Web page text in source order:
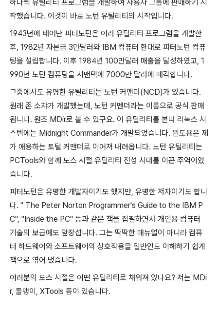
하나씩 유틸리티 프로그램을 개발하여 사용자 그룹에 판매하기 시
작했습니다. 이것이 바로 노턴 유틸리티의 시작입니다.
1943년에 태어난 피터노턴은 여러 유틸리티 프로그램을 개발한
후, 1982년 자본금 3만달러와 IBM 컴퓨터 한대로 피터노턴 컴퓨
팅을 설립합니다. 이후 1984년 100만달러 매출을 달성하였고, 1
990년 노턴 컴퓨팅을 시맨텍에 7000만 달러에 매각합니다.
그중에서도 유명한 유틸리티는 노턴 커멘더(NCD)가 있습니다.
원래 존 소챠가 개발했는데, 노턴 커멘더라는 이름으로 공식 판매
됩니다. 원조 MDir로 볼 수 있구요. 이 유틸리티를 본따 리눅스 시
스템에는 Midnight Commander가 개발되었습니다. 윈도용은 제
가 애용하는 토털 커맨더로 이어져 내려옵니다. 노턴 유틸리티는
PCTools와 함께 도스 시절 유틸리티 전성 시대를 이끈 주역이었
습니다.
피터노턴은 유명한 개발자이기도 했지만, 유명한 저자이기도 합니
다. " The Peter Norton Programmer's Guide to the IBM P
C", "Inside the PC" 등과 같은 책을 집필하면서 개인용 컴퓨터
기술의 보급에도 앞장섭니다. 그는 딱딱한 매뉴얼이 아니라 컴퓨
터 하드웨어와 소프트웨어의 상호작용을 일반인도 이해하기 쉽게
책으로 엮어 냈습니다.
여러분의 도스 시절은 어떤 유틸리티로 채워져 있나요? 저는 MDi
r, 돌맹이, XTools 등이 있습니다.